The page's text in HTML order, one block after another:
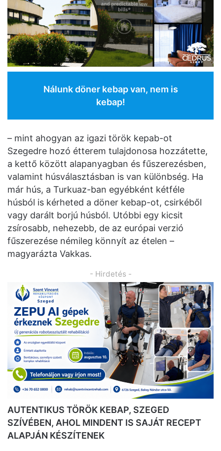
Nálunk döner kebap van, nem is
kebap!
– mint ahogyan az igazi török kepab-ot
Szegedre hozó étterem tulajdonosa hozzátette,
a kettő között alapanyagban és fűszerezésben,
valamint húsválasztásban is van különbség. Ha
már hús, a Turkuaz-ban egyébként kétféle
húsból is kérheted a döner kebap-ot, csirkéből
vagy darált borjú húsból. Utóbbi egy kicsit
zsírosabb, nehezebb, de az európai verzió
fűszerezése némileg könnyít az ételen –
magyarázta Vakkas.
- Hirdetés -
AUTENTIKUS TÖRÖK KEBAP, SZEGED
SZÍVÉBEN, AHOL MINDENT IS SAJÁT RECEPT
ALAPJÁN KÉSZÍTENEK